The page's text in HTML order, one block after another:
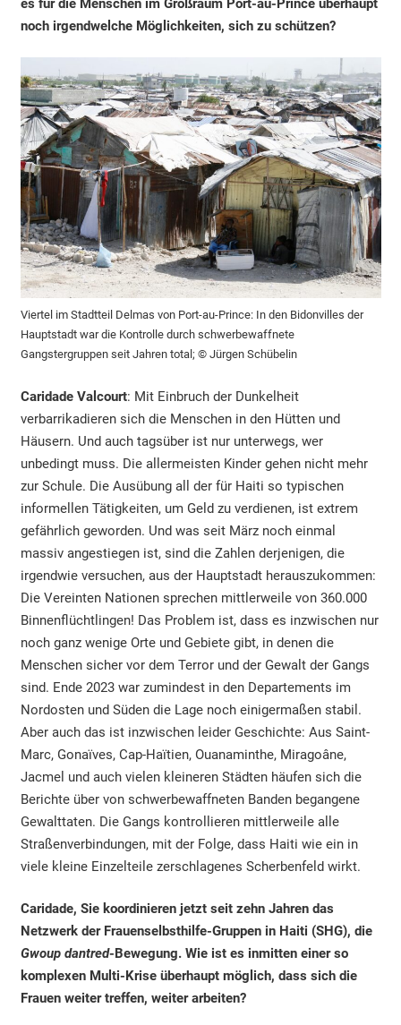
es für die Menschen im Großraum Port-au-Prince überhaupt
noch irgendwelche Möglichkeiten, sich zu schützen?
Viertel im Stadtteil Delmas von Port-au-Prince: In den Bidonvilles der
Hauptstadt war die Kontrolle durch schwerbewaffnete
Gangstergruppen seit Jahren total; © Jürgen Schübelin
Caridade Valcourt: Mit Einbruch der Dunkelheit
verbarrikadieren sich die Menschen in den Hütten und
Häusern. Und auch tagsüber ist nur unterwegs, wer
unbedingt muss. Die allermeisten Kinder gehen nicht mehr
zur Schule. Die Ausübung all der für Haiti so typischen
informellen Tätigkeiten, um Geld zu verdienen, ist extrem
gefährlich geworden. Und was seit März noch einmal
massiv angestiegen ist, sind die Zahlen derjenigen, die
irgendwie versuchen, aus der Hauptstadt herauszukommen:
Die Vereinten Nationen sprechen mittlerweile von 360.000
Binnenflüchtlingen! Das Problem ist, dass es inzwischen nur
noch ganz wenige Orte und Gebiete gibt, in denen die
Menschen sicher vor dem Terror und der Gewalt der Gangs
sind. Ende 2023 war zumindest in den Departements im
Nordosten und Süden die Lage noch einigermaßen stabil.
Aber auch das ist inzwischen leider Geschichte: Aus Saint-
Marc, Gonaïves, Cap-Haïtien, Ouanaminthe, Miragoâne,
Jacmel und auch vielen kleineren Städten häufen sich die
Berichte über von schwerbewaffneten Banden begangene
Gewalttaten. Die Gangs kontrollieren mittlerweile alle
Straßenverbindungen, mit der Folge, dass Haiti wie ein in
viele kleine Einzelteile zerschlagenes Scherbenfeld wirkt.
Caridade, Sie koordinieren jetzt seit zehn Jahren das
Netzwerk der Frauenselbsthilfe-Gruppen in Haiti (SHG), die
Gwoup dantred-Bewegung. Wie ist es inmitten einer so
komplexen Multi-Krise überhaupt möglich, dass sich die
Frauen weiter treffen, weiter arbeiten?